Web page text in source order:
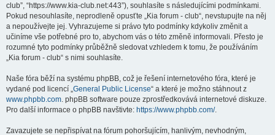
club”, “https://www.kia-club.net:443”), souhlasíte s následujícími podmínkami.
Pokud nesouhlasíte, neprodleně opusťte „Kia forum - club“, nevstupujte na něj
a nepoužívejte jej. Vyhrazujeme si právo tyto podmínky kdykoliv změnit a
učiníme vše potřebné pro to, abychom vás o této změně informovali. Přesto je
rozumné tyto podmínky průběžně sledovat vzhledem k tomu, že používáním
„Kia forum - club“ s nimi souhlasíte.
Naše fóra běží na systému phpBB, což je řešení internetového fóra, které je
vydané pod licencí „General Public License“ a které je možno stáhnout z
www.phpbb.com. phpBB software pouze zprostředkovává internetové diskuze.
Pro další informace o phpBB navštivte: https://www.phpbb.com/.
Zavazujete se nepřispívat na fórum pohoršujícím, hanlivým, nevhodným,